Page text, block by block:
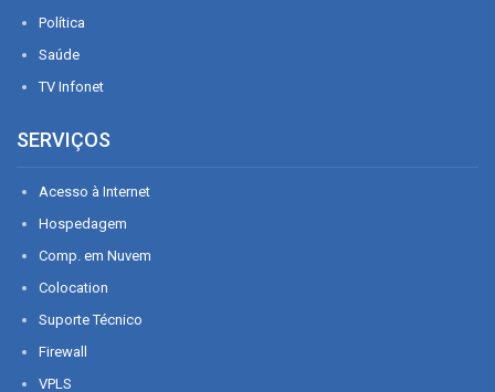
Política
Saúde
TV Infonet
SERVIÇOS
Acesso à Internet
Hospedagem
Comp. em Nuvem
Colocation
Suporte Técnico
Firewall
VPLS